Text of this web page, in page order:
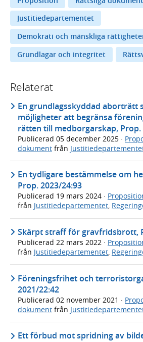
Justitiedepartementet
Demokrati och mänskliga
Grundlagar och integritet
Relaterat
En grundlagsskyddad aborträtt
möjligheter att begränsa
rätten till medborgarskap, Prop.
Publicerad 05 december 2025 ·
dokument från
En tydligare bestämmelse om
Prop. 2023/24:93
Publicerad 19 mars 2024 ·
från Justitiedepartementet,
Skärpt straff för gravfridsbrott,
Publicerad 22 mars 2022 ·
från Justitiedepartementet,
Föreningsfrihet och
2021/22:42
Publicerad 02 november 2021 ·
dokument från
Ett förbud mot spridning av